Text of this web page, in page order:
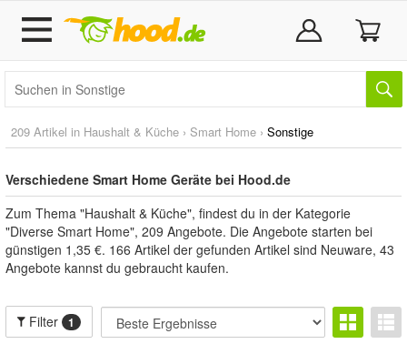
209 Artikel in Haushalt & Küche › Smart Home › Sonstige
Verschiedene Smart Home Geräte bei Hood.de
Zum Thema "Haushalt & Küche", findest du in der Kategorie
"Diverse Smart Home", 209 Angebote. Die Angebote starten bei
günstigen 1,35 €. 166 Artikel der gefunden Artikel sind Neuware, 43
Angebote kannst du gebraucht kaufen.
Filter 1